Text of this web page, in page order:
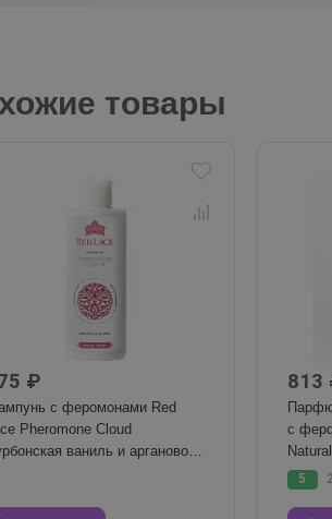
товары
₽
с феромонами Red
Pheromone Cloud
ваниль и аргановое
813
с
100 мл
5